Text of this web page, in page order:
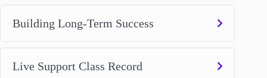
Building Long-Term Success
Live Support Class Record